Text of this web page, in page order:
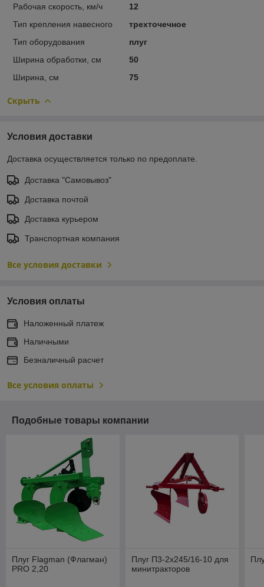
Рабочая скорость, км/ч
12
Тип крепления навесного
трехточечное
Тип оборудования
плуг
Ширина обработки, см
50
Ширина, см
75
Скрыть
Условия доставки
Доставка осуществляется только по предоплате.
Доставка "Самовывоз"
Доставка почтой
Доставка курьером
Транспортная компания
Все условия доставки
Условия оплаты
Наложенный платеж
Наличными
Безналичный расчет
Все условия оплаты
Подобные товары компании
Плуг Flagman (Флагман)
PRO 2,20
Плуг П3-2х245/16-10 для
минитракторов